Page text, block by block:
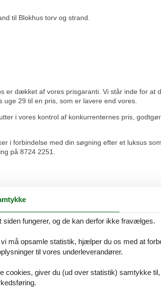
til Blokhus torv og strand.
er dækket af vores prisgaranti. Vi står inde for
29 til en pris, som er lavere end vores.
i vores kontrol af konkurrenternes pris,
i forbindelse med din søgning efter et luksus
på 8724 2251.
flere års mellemrum, og begge gange har
som i alle tilfælde har været specielt rettet
og gode tilbud.Et rigtig godt bureau med et flot
fungerer, og de kan derfor ikke fravælges.
må opsamle statistik, hjælper du os med at
til vores underleverandører.
cookies, giver du (ud over statistik) samtykke